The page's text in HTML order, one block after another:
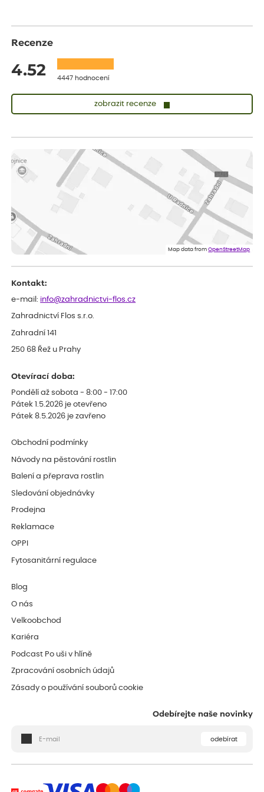
Recenze
4.52 4447 hodnocení
zobrazit recenze
vše v naprostém pořádku
ověřený nákup dnes
Jana
Flos je nejlepší &#129321;
Map data fromOpenStreetMap
Kontakt:
e-mail: info@zahradnictvi-flos.cz
Zahradnictví Flos s.r.o.
Zahradní 141
250 68 Řež u Prahy
Otevírací doba:
Pondělí až sobota - 8:00 - 17:00
Pátek 1.5.2026 je otevřeno
Pátek 8.5.2026 je zavřeno
Obchodní podmínky
Návody na pěstování rostlin
Balení a přeprava rostlin
Sledování objednávky
Prodejna
Reklamace
OPPI
Fytosanitární regulace
Blog
O nás
Velkoobchod
Kariéra
Podcast Po uši v hlíně
Zpracování osobních údajů
Zásady o používání souborů cookie
Odebírejte naše novinky
odebírat